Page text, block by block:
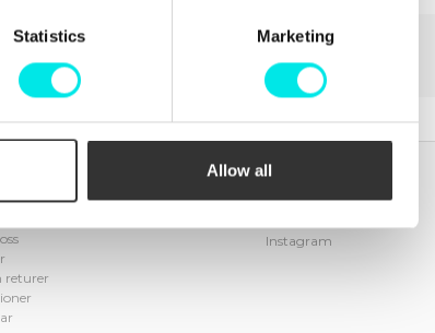
Statistics Marketing
Allow all
returer
Följ oss!
Instagram